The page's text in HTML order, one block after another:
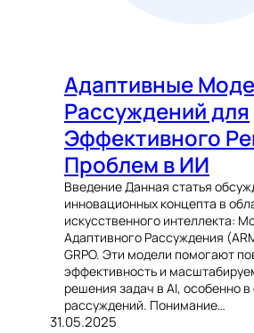
Адаптивные
Рассуждений для
Эффективного
Проблем в ИИ
Введение Данная статья
инновационных концепта в
искусственного интеллекта:
Адаптивного Рассуждения
GRPO. Эти модели помогают
эффективность и
решения задач в AI, особенно в
рассуждений. Понимание…
31.05.2025